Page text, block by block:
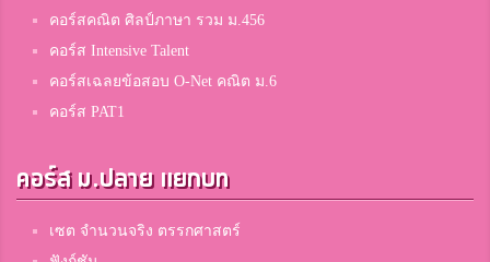
คอร์สคณิต ศิลป์ภาษา รวม ม.456
คอร์ส Intensive Talent
คอร์สเฉลยข้อสอบ O-Net คณิต ม.6
คอร์ส PAT1
คอร์ส ม.ปลาย แยกบท
เซต จำนวนจริง ตรรกศาสตร์